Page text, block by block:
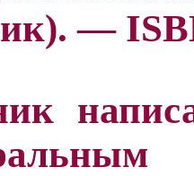
—